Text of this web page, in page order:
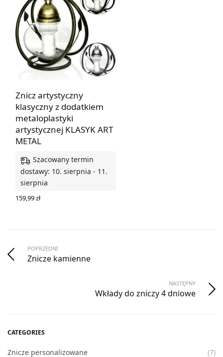
Znicz artystyczny
klasyczny z dodatkiem
metaloplastyki
artystycznej KLASYK ART
METAL
Szacowany termin
dostawy: 10. sierpnia - 11.
sierpnia
159,99zł
POPRZEDNI
Znicze kamienne
NASTĘPNY
Wkłady do zniczy 4 dniowe
CATEGORIES
Znicze personalizowane (7)